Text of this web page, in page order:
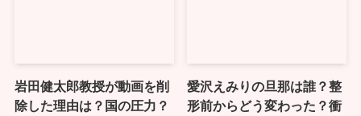
岩田健太郎教授が動画を削
除した理由は？国の圧力？
愛沢えみりの旦那は誰？整
形前からどう変わった？衝